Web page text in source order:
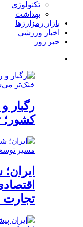
تکنولوژی
بهداشت
بازار رمزارزها
اخبار ورزشی
خبر روز
رگبار
کشور؛
تجارت